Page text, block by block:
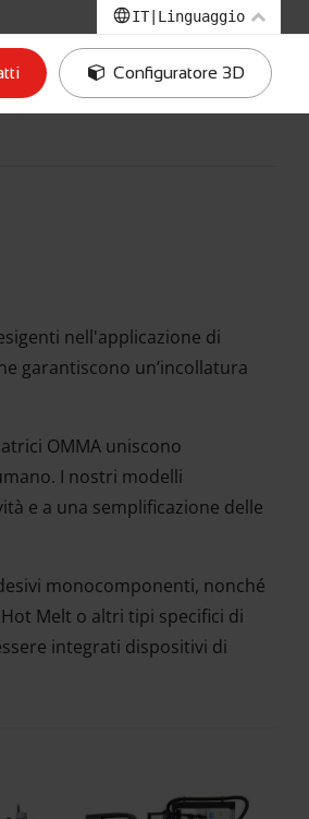
IT| Linguaggio
Configuratore 3D
nell'applicazione di
garantiscono un’incollatura
OMMA uniscono
I nostri modelli
e a una semplificazione delle
monocomponenti, nonché
Melt o altri tipi specifici di
integrati dispositivi di